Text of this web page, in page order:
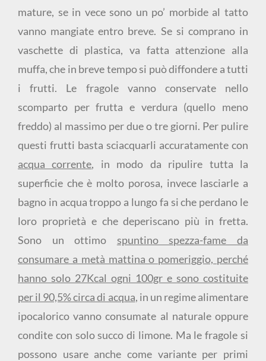
mature, se in vece sono un po’ morbide al tatto
vanno mangiate entro breve. Se si comprano in
vaschette di plastica, va fatta attenzione alla
muffa, che in breve tempo si può diffondere a tutti
i frutti. Le fragole vanno conservate nello
scomparto per frutta e verdura (quello meno
freddo) al massimo per due o tre giorni. Per pulire
questi frutti basta sciacquarli accuratamente con
acqua corrente, in modo da ripulire tutta la
superficie che è molto porosa, invece lasciarle a
bagno in acqua troppo a lungo fa si che perdano le
loro proprietà e che deperiscano più in fretta.
Sono un ottimo spuntino spezza-fame da
consumare a metà mattina o pomeriggio, perché
hanno solo 27Kcal ogni 100gr e sono costituite
per il 90,5% circa di acqua, in un regime alimentare
ipocalorico vanno consumate al naturale oppure
condite con solo succo di limone. Ma le fragole si
possono usare anche come variante per primi